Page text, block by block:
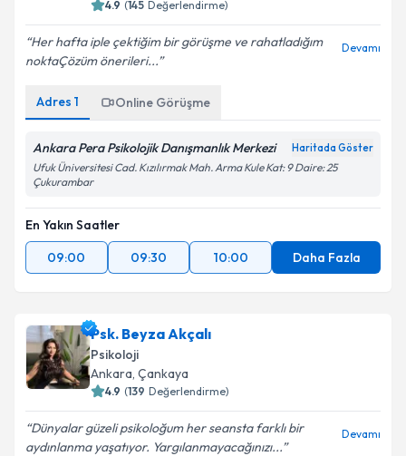
4.9 (145 Değerlendirme)
Her hafta iple çektiğim bir görüşme ve rahatladığım
nokta️Çözüm önerileri...
Devamı
Adres 1 Online Görüşme
Ankara Pera Psikolojik Danışmanlık Merkezi Haritada Göster
Ufuk Üniversitesi Cad. Kızılırmak Mah. Arma Kule Kat: 9 Daire: 25
Çukurambar
En Yakın Saatler
09:00
09:30 10:00 Daha Fazla
Psk. Beyza Akçalı
Psikoloji
Ankara, Çankaya
4.9 (139 Değerlendirme)
Dünyalar güzeli psikoloğum her seansta farklı bir
aydınlanma yaşatıyor. Yargılanmayacağınızı...
Devamı